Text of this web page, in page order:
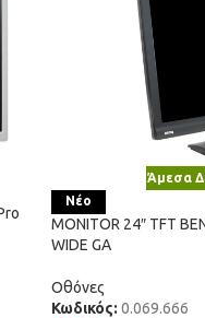
Άμεσα
Νέο
MONITOR 24″ TFT
WIDE GA
Οθόνες
Κωδικός: 0.069.666